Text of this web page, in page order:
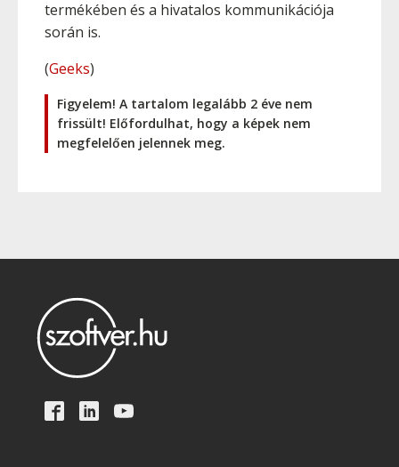
termékében és a hivatalos kommunikációja
során is.
(Geeks)
Figyelem! A tartalom legalább 2 éve nem
frissült! Előfordulhat, hogy a képek nem
megfelelően jelennek meg.